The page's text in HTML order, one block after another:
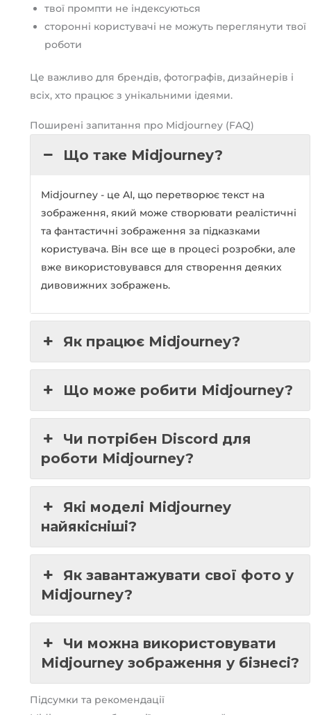
твої промпти не індексуються
сторонні користувачі не можуть переглянути твої
роботи
Це важливо для брендів, фотографів, дизайнерів і
всіх, хто працює з унікальними ідеями.
Поширені запитання про Midjourney (FAQ)
Що таке Midjourney?
Midjourney - це AI, що перетворює текст на
зображення, який може створювати реалістичні
та фантастичні зображення за підказками
користувача. Він все ще в процесі розробки, але
вже використовувався для створення деяких
дивовижних зображень.
Як працює Midjourney?
Що може робити Midjourney?
Чи потрібен Discord для
роботи Midjourney?
Які моделі Midjourney
найякісніші?
Як завантажувати свої фото у
Midjourney?
Чи можна використовувати
Midjourney зображення у бізнесі?
Підсумки та рекомендації